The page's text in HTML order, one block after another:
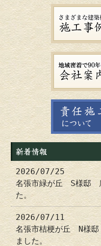
新着情報
2026/07/25
名張市緑が丘 S様邸
た。
2026/07/11
名張市桔梗が丘 N様
ました。